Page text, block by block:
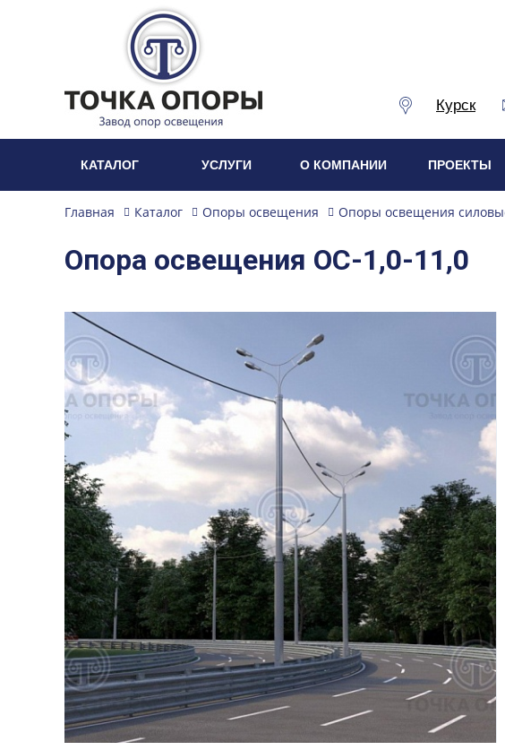
Курск
КАТАЛОГ УСЛУГИ О КОМПАНИИ ПРОЕКТЫ
Главная Каталог Опоры освещения Опоры освещения
Опора освещения ОС-1,0-11,0